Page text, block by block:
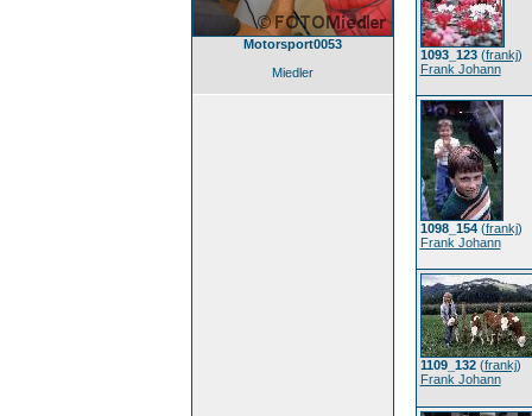
Motorsport0053
Miedler
1093_123(frankj)
Frank Johann
1098_154(frankj)
Frank Johann
1109_132(frankj)
Frank Johann